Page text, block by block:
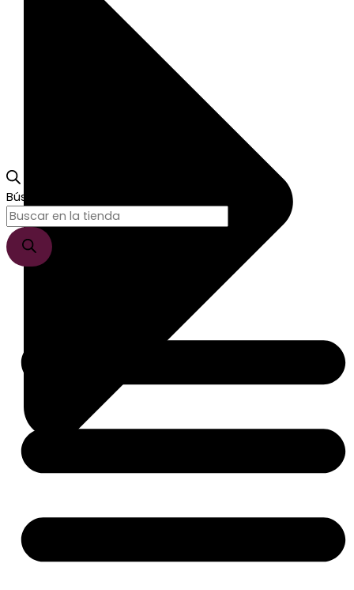
Búsqueda de productos